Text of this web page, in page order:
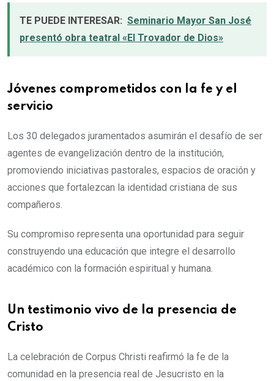
TE PUEDE INTERESAR: Seminario Mayor San José
presentó obra teatral «El Trovador de Dios»
Jóvenes comprometidos con la fe y el
servicio
Los 30 delegados juramentados asumirán el desafío de ser
agentes de evangelización dentro de la institución,
promoviendo iniciativas pastorales, espacios de oración y
acciones que fortalezcan la identidad cristiana de sus
compañeros.
Su compromiso representa una oportunidad para seguir
construyendo una educación que integre el desarrollo
académico con la formación espiritual y humana.
Un testimonio vivo de la presencia de
Cristo
La celebración de Corpus Christi reafirmó la fe de la
comunidad en la presencia real de Jesucristo en la